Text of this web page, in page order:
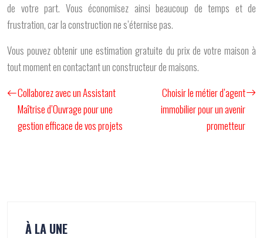
de votre part. Vous économisez ainsi beaucoup de temps et de
frustration, car la construction ne s’éternise pas.
Vous pouvez obtenir une estimation gratuite du prix de votre maison à
tout moment en contactant un constructeur de maisons.
Collaborez avec un Assistant
Maîtrise d’Ouvrage pour une
gestion efficace de vos projets
Choisir le métier d’agent
immobilier pour un avenir
prometteur
À LA UNE